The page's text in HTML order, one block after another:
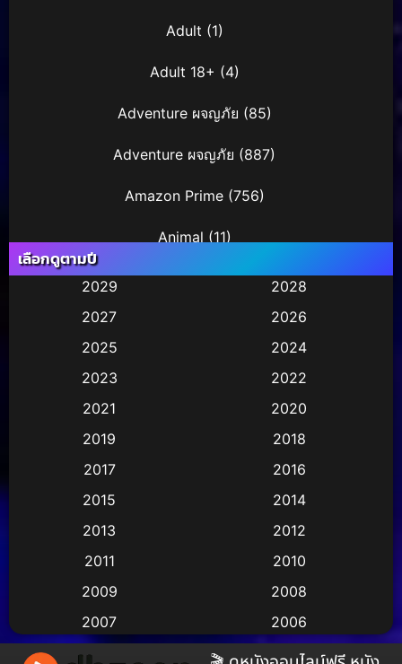
Adult (1)
Adult 18+ (4)
Adventure ผจญภัย (85)
Adventure ผจญภัย (887)
Amazon Prime(756)
Animal (11)
Animation การ์ตูน(245)
Based on a True Story สร้างจากเรื่องจริง (3)
เลือกดูตามปี
2029
2028
2027
2026
2025
2024
2023
2022
2021
2020
2019
2018
2017
2016
2015
2014
2013
2012
2011
2010
2009
2008
2007
2006
2005
2004